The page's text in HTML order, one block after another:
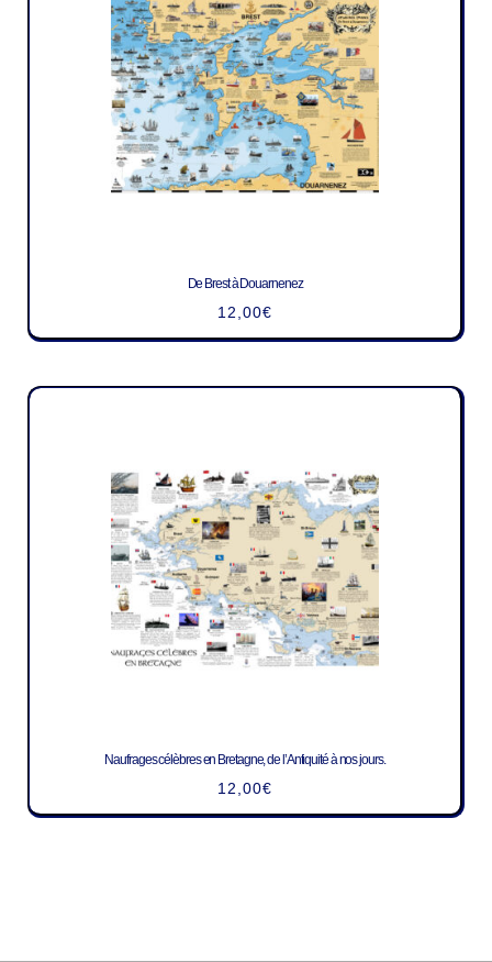
De Brest à Douarnenez
12,00€
Naufrages célèbres en Bretagne, de l’Antiquité à nos jours.
12,00€